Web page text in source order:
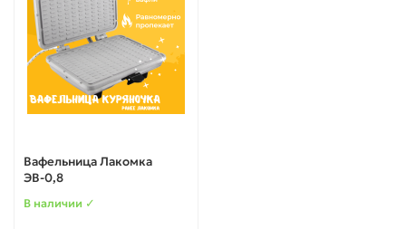
Вафельница Лакомка
ЭВ-0,8
В наличии ✓